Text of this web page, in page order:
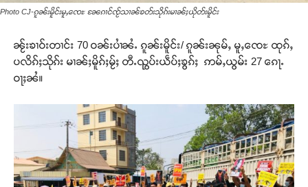
Photo CJ-ၵူၼ်းမိူင်းမူႇၸေႊ ၼႄၵၢင်ၸႂ်သၢၼ်ၶတ်းသိုၵ်းမၢၼ်ႈယိုတ်းမိူင်း
ၼႂ်းၶၢဝ်းတၢင်း 70 ဝၼ်းပၢႆၼႆႉ ၵူၼ်းမိူင်း/ ၵူၼ်းၼုမ်ႇ မူႇၸေႊ ထုၵ်ႇ
ပလိၵ်ႈသိုၵ်း မၢၼ်ႈမိူၵ်ႈမႂ်ႈ တီႉၺွပ်းယဵပ်ႈၶွၵ်ႈ ဢမ်ႇယွမ်း 27 ၵေႃႉ
ဝႃႈၼႆ။